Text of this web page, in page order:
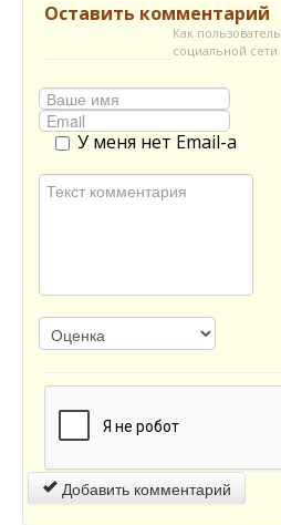
Оставить комментарий
Как пользователь
социальной сети
У меня нет Email-а
Добавить комментарий